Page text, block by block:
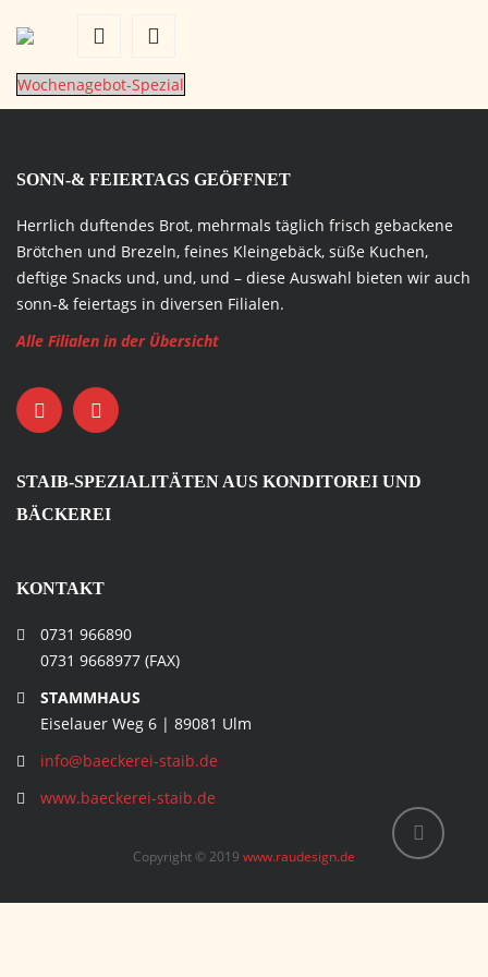
Wochenagebot-Spezial
SONN-& FEIERTAGS GEÖFFNET
Herrlich duftendes Brot, mehrmals täglich frisch gebackene
Brötchen und Brezeln, feines Kleingebäck, süße Kuchen,
deftige Snacks und, und, und – diese Auswahl bieten wir auch
sonn-& feiertags in diversen Filialen.
Alle Filialen in der Übersicht
STAIB-SPEZIALITÄTEN AUS KONDITOREI UND
BÄCKEREI
KONTAKT
0731 966890
0731 9668977 (FAX)
STAMMHAUS
Eiselauer Weg 6 | 89081 Ulm
info@baeckerei-staib.de
www.baeckerei-staib.de
Copyright © 2019 www.raudesign.de